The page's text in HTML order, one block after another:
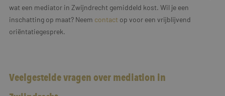
wat een mediator in Zwijndrecht gemiddeld kost. Wil je een
inschatting op maat? Neem contact op voor een vrijblijvend
oriëntatiegesprek.
Veelgestelde vragen over mediation in